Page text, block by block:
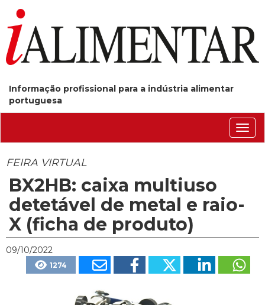
Informação profissional para a indústria alimentar
portuguesa
FEIRA VIRTUAL
BX2HB: caixa multiuso
detetável de metal e raio-
X (ficha de produto)
09/10/2022
1274